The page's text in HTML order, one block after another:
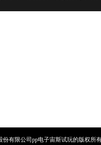
份有限公司pp电子宙斯试玩的版权